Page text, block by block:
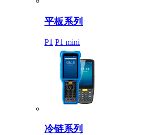
平板系列
P1 P1 mini
冷链系列